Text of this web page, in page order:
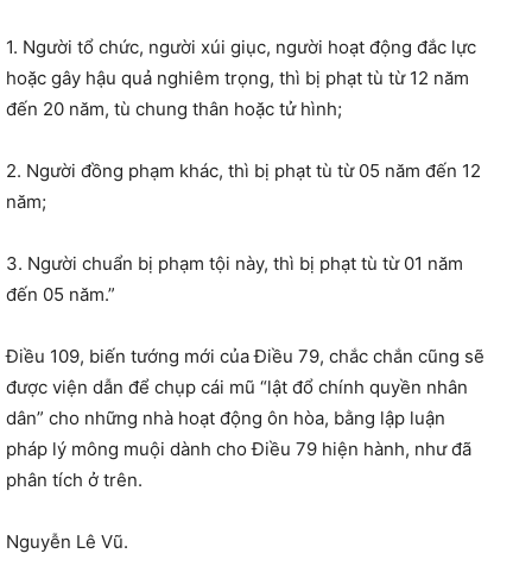
1. Người tổ chức, người xúi giục, người hoạt động đắc lực
hoặc gây hậu quả nghiêm trọng, thì bị phạt tù từ 12 năm
đến 20 năm, tù chung thân hoặc tử hình;
2. Người đồng phạm khác, thì bị phạt tù từ 05 năm đến 12
năm;
3. Người chuẩn bị phạm tội này, thì bị phạt tù từ 01 năm
đến 05 năm.”
Điều 109, biến tướng mới của Điều 79, chắc chắn cũng sẽ
được viện dẫn để chụp cái mũ “lật đổ chính quyền nhân
dân” cho những nhà hoạt động ôn hòa, bằng lập luận
pháp lý mông muội dành cho Điều 79 hiện hành, như đã
phân tích ở trên.
Nguyễn Lê Vũ.